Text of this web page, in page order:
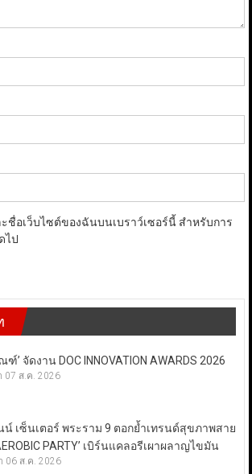
ชื่อเว็บไซต์ของฉันบนเบราว์เซอร์นี้ สำหรับการ
ไป
ฑ์’ จัดงาน DOC INNOVATION AWARDS 2026
07 ส.ค. 2026
น์ เซ็นเตอร์ พระราม 9 ตอกย้ำเทรนด์สุขภาพสาย
PARTY’ เบิร์นแคลอรีเผาผลาญไขมัน
06 ส.ค. 2026